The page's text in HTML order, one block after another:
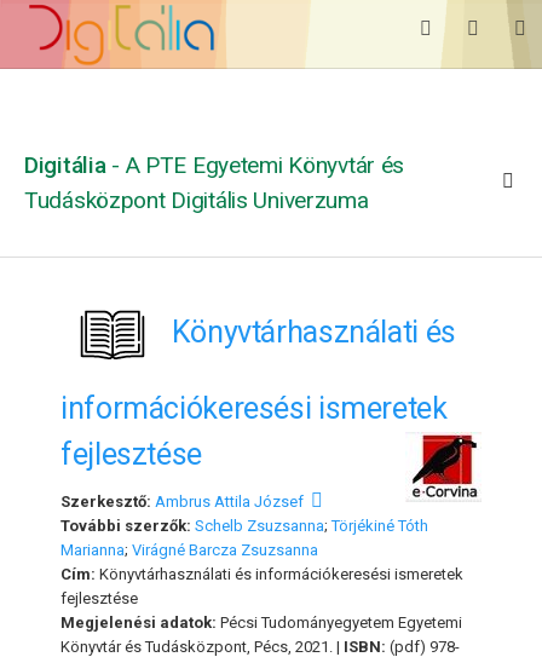
Digitália - A PTE Egyetemi Könyvtár és
Tudásközpont Digitális Univerzuma
Könyvtárhasználati és
információkeresési ismeretek
fejlesztése
Szerkesztő: Ambrus Attila József
További szerzők: Schelb Zsuzsanna;Törjékiné Tóth
Marianna; Virágné Barcza Zsuzsanna
Cím: Könyvtárhasználati és információkeresési ismeretek
fejlesztése
Megjelenési adatok: Pécsi Tudományegyetem Egyetemi
Könyvtár és Tudásközpont, Pécs, 2021. | ISBN: (pdf) 978-